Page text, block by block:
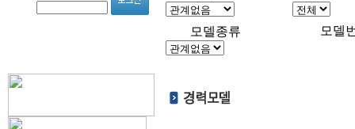
모델종류 모델